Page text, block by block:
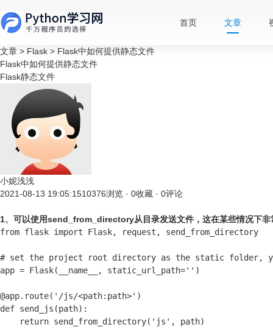
首页 文章
文章 > Flask > Flask中如何提供静态文件
Flask中如何提供静态文件
Flask静态文件
小妮浅浅
2021-08-13 19:05:1510376浏览 · 0收藏 · 0评论
1、可以使用send_from_directory从目录发送文件，这在某些情况下非
from flask import Flask, request, send_from_directory
# set the project root directory as the static folder,
app = Flask(__name__, static_url_path='')
@app.route('/js/<path:path>')
def send_js(path):
return send_from_directory('js', path)